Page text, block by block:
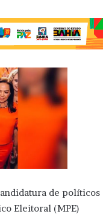
de políticos
Eleitoral (MPE)